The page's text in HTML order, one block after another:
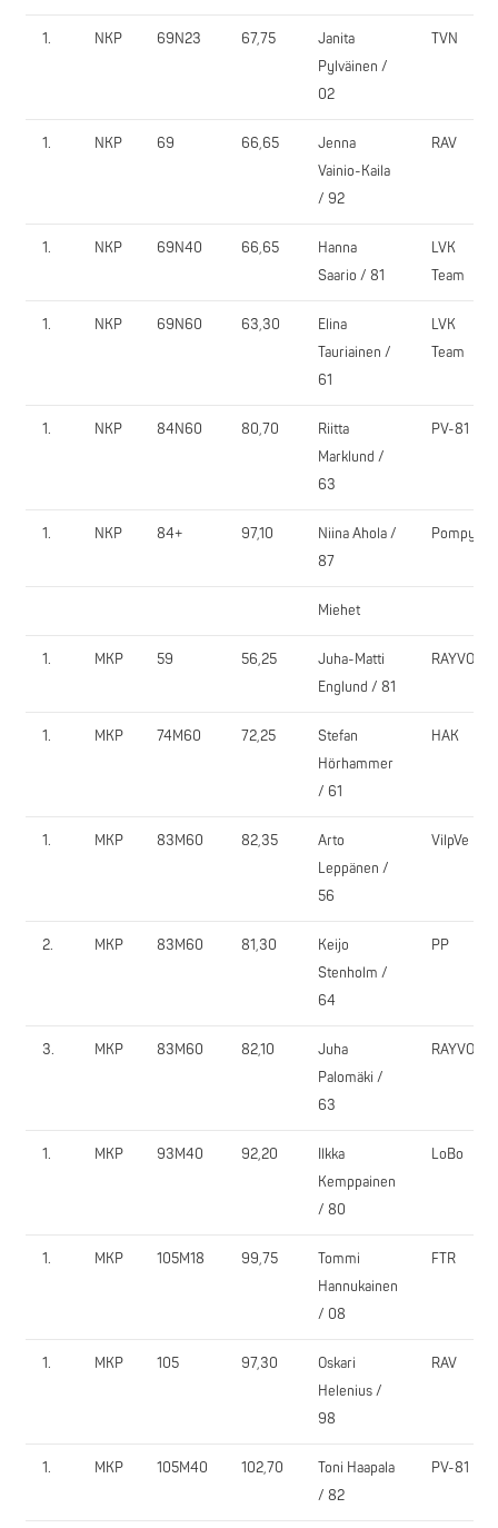
1. NKP 69N23 67,75
Janita
Pylväinen /
02
TVN
1. NKP 69 66,65
Jenna
Vainio-Kaila
/ 92
RAV
1. NKP 69N40 66,65
Hanna
Saario / 81
LVK
Team
1. NKP 69N60 63,30
Elina
Tauriainen /
61
LVK
Team
1. NKP 84N60 80,70
Riitta
Marklund /
63
PV-81
1. NKP 84+ 97,10
Niina Ahola /
87
Pompy
Miehet
1. MKP 59 56,25
Juha-Matti
Englund / 81
RAYVO
1. MKP 74M60 72,25
Stefan
Hörhammer
/ 61
HAK
1. MKP 83M60 82,35
Arto
Leppänen /
56
VilpVe
2. MKP 83M60 81,30
Keijo
Stenholm /
64
PP
3. MKP 83M60 82,10
Juha
Palomäki /
63
RAYVO
1. MKP 93M40 92,20
Ilkka
Kemppainen
/ 80
LoBo
1. MKP 105M18 99,75
Tommi
Hannukainen
/ 08
FTR
1. MKP 105 97,30
Oskari
Helenius /
98
RAV
1. MKP 105M40 102,70
Toni Haapala
/ 82
PV-81